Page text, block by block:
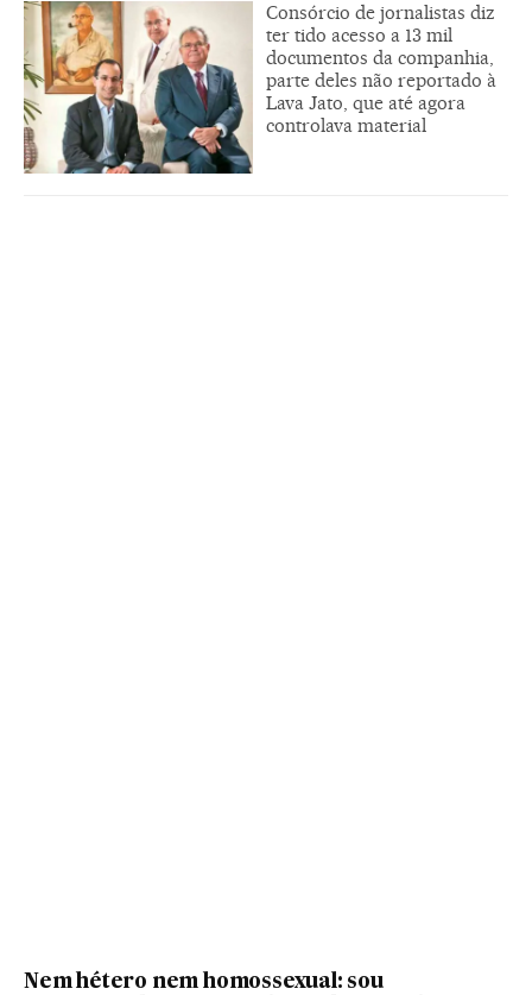
Consórcio de jornalistas diz
ter tido acesso a 13 mil
documentos da companhia,
parte deles não reportado à
Lava Jato, que até agora
controlava material
Nem hétero nem homossexual: sou